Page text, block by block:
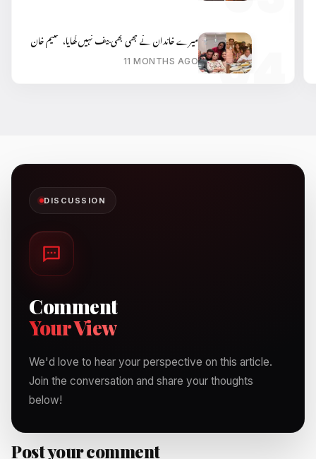
میرے خاندان نے کبھی بھی بیف نہیں کھایا، سلیم خان
11 MONTHS AGO
DISCUSSION
Comment
Your View
We'd love to hear your perspective on this article.
Join the conversation and share your thoughts
below!
Post your comment